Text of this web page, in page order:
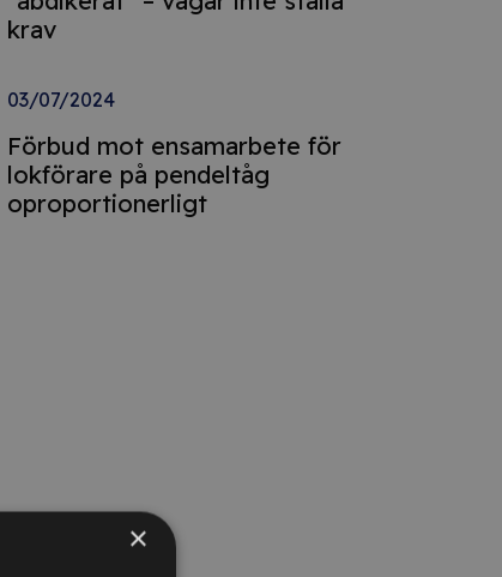
krav
03/07/2024
Förbud mot ensamarbete för
lokförare på pendeltåg
oproportionerligt
×